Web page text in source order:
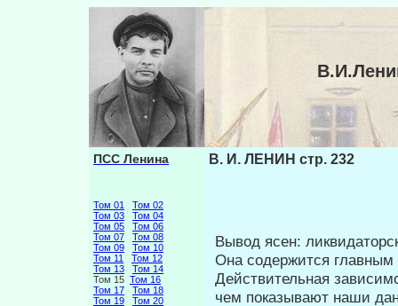
ПСС Ленина
Том 01
Том 02
Том 03
Том 04
Том 05
Том 06
Том 07
Том 08
Том 09
Том 10
Том 11
Том 12
Том 13
Том 14
Том 15 Том 16
Том 17
Том 18
Том 19
Том 20
В. И. ЛЕНИН стр. 232
Вывод ясен:
Она со­держится
Действительная
чем пока­зывают наши